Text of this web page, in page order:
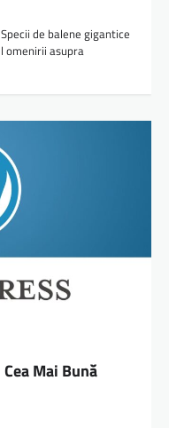
de balene gigantice
omenirii asupra
Mai Bună